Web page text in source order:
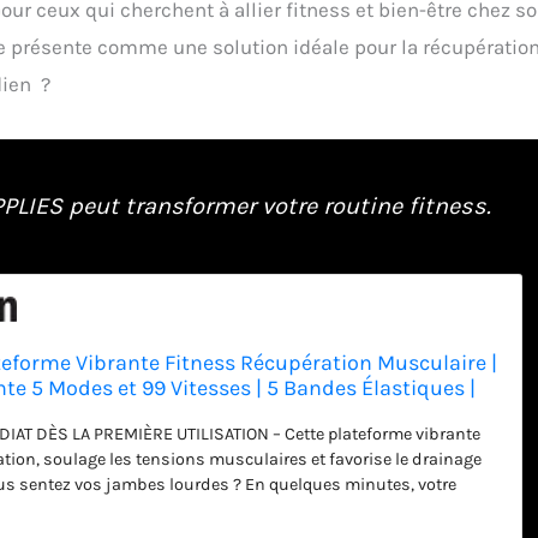
ceux qui cherchent à allier fitness et bien-être chez
présente comme une solution idéale pour la
?
peut transformer votre routine fitness.
Vibrante Fitness Récupération Musculaire |
5 Modes et 99 Vitesses | 5 Bandes Élastiques |
DÈS LA PREMIÈRE UTILISATION – Cette plateforme vibrante
soulage les tensions musculaires et favorise le drainage
sentez vos jambes lourdes ? En quelques minutes, votre